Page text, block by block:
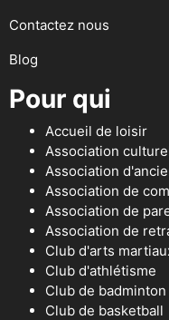
Contactez nous
Blog
Pour qui
Accueil de loisir
Association
Association
Association de
Association de
Association de
Club d'arts
Club d'athlétisme
Club de badminton
Club de basketball